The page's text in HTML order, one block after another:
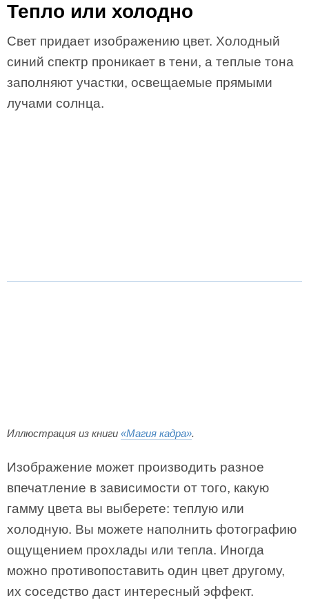
Тепло или холодно
Свет придает изображению цвет. Холодный
синий спектр проникает в тени, а теплые тона
заполняют участки, освещаемые прямыми
лучами солнца.
Иллюстрация из книги «Магия кадра».
Изображение может производить разное
впечатление в зависимости от того, какую
гамму цвета вы выберете: теплую или
холодную. Вы можете наполнить фотографию
ощущением прохлады или тепла. Иногда
можно противопоставить один цвет другому,
их соседство даст интересный эффект.